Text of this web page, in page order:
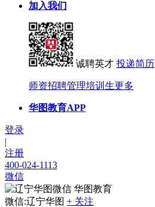
加入我们
诚聘英才 投递简历
师资招聘管理培训生更多
华图教育APP
登录
|
注册
400-024-1113
微信
华图教育
微信:辽宁华图 + 关注